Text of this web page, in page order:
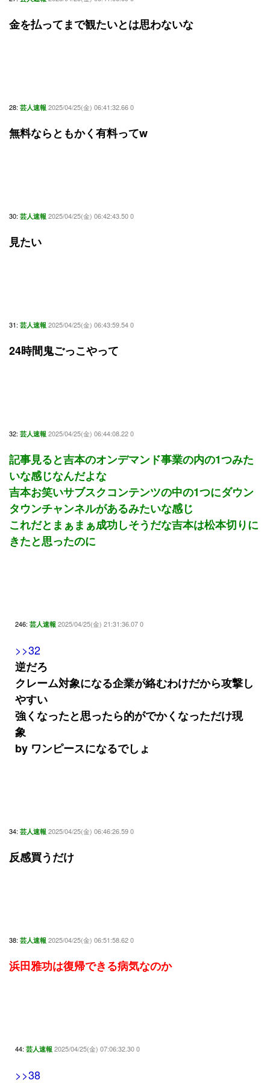
金を払ってまで観たいとは思わないな
28: 芸人速報 2025/04/25(金) 06:41:32.66 0
無料ならともかく有料ってw
30: 芸人速報 2025/04/25(金) 06:42:43.50 0
見たい
31: 芸人速報 2025/04/25(金) 06:43:59.54 0
24時間鬼ごっこやって
32: 芸人速報 2025/04/25(金) 06:44:08.22 0
記事見ると吉本のオンデマンド事業の内の1つみた
いな感じなんだよな
吉本お笑いサブスクコンテンツの中の1つにダウン
タウンチャンネルがあるみたいな感じ
これだとまぁまぁ成功しそうだな吉本は松本切りに
きたと思ったのに
246: 芸人速報 2025/04/25(金) 21:31:36.07 0
>>32
逆だろ
クレーム対象になる企業が絡むわけだから攻撃し
やすい
強くなったと思ったら的がでかくなっただけ現
象
by ワンピースになるでしょ
34: 芸人速報 2025/04/25(金) 06:46:26.59 0
反感買うだけ
38: 芸人速報 2025/04/25(金) 06:51:58.62 0
浜田雅功は復帰できる病気なのか
44: 芸人速報 2025/04/25(金) 07:06:32.30 0
>>38